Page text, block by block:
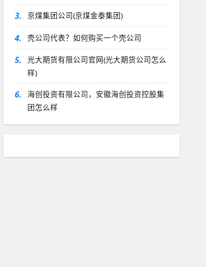
3. 京煤集团公司(京煤金泰集团)
4. 壳公司代表？如何购买一个壳公司
5.
光大期货有限公司官网(光大期货公司怎么
样)
6.
海创投资有限公司，安徽海创投资控股集
团怎么样